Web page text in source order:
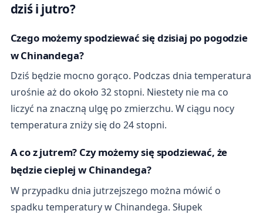
dziś i jutro?
Czego możemy spodziewać się dzisiaj po pogodzie
w Chinandega?
Dziś będzie mocno gorąco. Podczas dnia temperatura
urośnie aż do około 32 stopni. Niestety nie ma co
liczyć na znaczną ulgę po zmierzchu. W ciągu nocy
temperatura zniży się do 24 stopni.
A co z jutrem? Czy możemy się spodziewać, że
będzie cieplej w Chinandega?
W przypadku dnia jutrzejszego można mówić o
spadku temperatury w Chinandega. Słupek